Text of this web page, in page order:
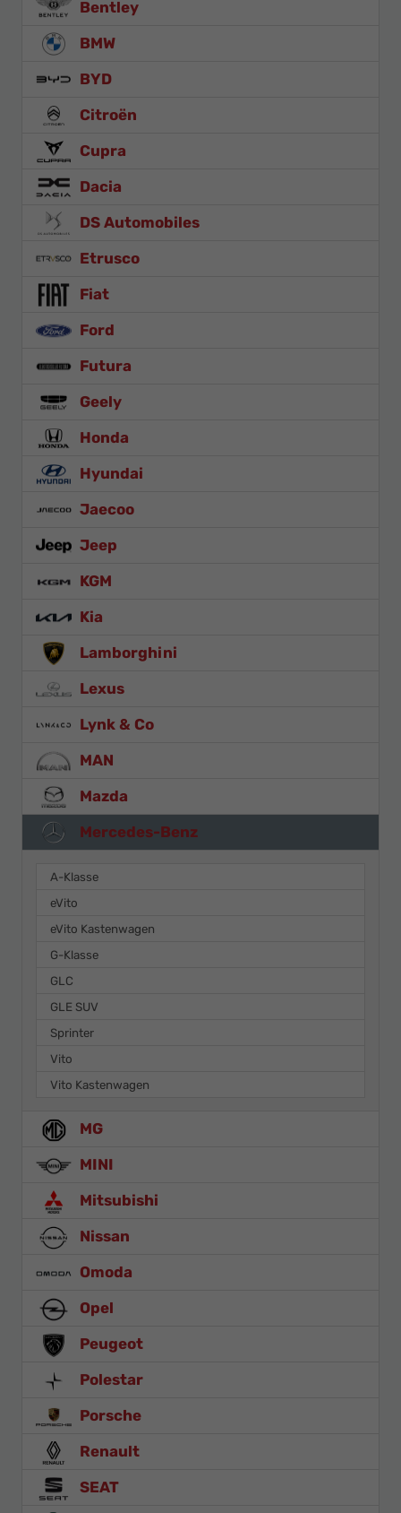
Bentley
BMW
BYD
Citroën
Cupra
Dacia
DS Automobiles
Etrusco
Fiat
Ford
Futura
Geely
Honda
Hyundai
Jaecoo
Jeep
KGM
Kia
Lamborghini
Lexus
Lynk & Co
MAN
Mazda
Mercedes-Benz
A-Klasse
eVito
eVito Kastenwagen
G-Klasse
GLC
GLE SUV
Sprinter
Vito
Vito Kastenwagen
MG
MINI
Mitsubishi
Nissan
Omoda
Opel
Peugeot
Polestar
Porsche
Renault
SEAT